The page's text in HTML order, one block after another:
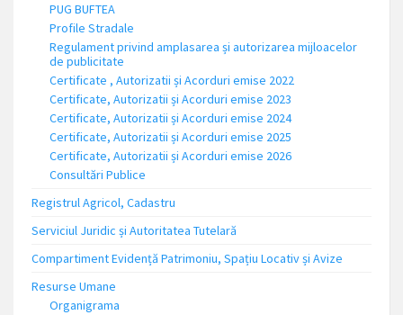
PUG BUFTEA
Profile Stradale
Regulament privind amplasarea și autorizarea mijloacelor
de publicitate
Certificate , Autorizatii și Acorduri emise 2022
Certificate, Autorizatii și Acorduri emise 2023
Certificate, Autorizatii și Acorduri emise 2024
Certificate, Autorizatii și Acorduri emise 2025
Certificate, Autorizatii și Acorduri emise 2026
Consultări Publice
Registrul Agricol, Cadastru
Serviciul Juridic și Autoritatea Tutelară
Compartiment Evidență Patrimoniu, Spațiu Locativ și Avize
Resurse Umane
Organigrama